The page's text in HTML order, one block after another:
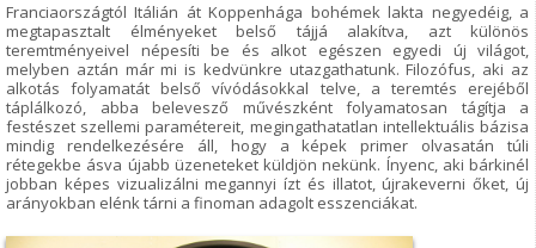
Franciaországtól Itálián át Koppenhága bohémek lakta negyedéig, a
megtapasztalt élményeket belső tájjá alakítva, azt különös
teremtményeivel népesíti be és alkot egészen egyedi új világot,
melyben aztán már mi is kedvünkre utazgathatunk. Filozófus, aki az
alkotás folyamatát belső vívódásokkal telve, a teremtés erejéből
táplálkozó, abba belevesző művészként folyamatosan tágítja a
festészet szellemi paramétereit, megingathatatlan intellektuális bázisa
mindig rendelkezésére áll, hogy a képek primer olvasatán túli
rétegekbe ásva újabb üzeneteket küldjön nekünk. Ínyenc, aki bárkinél
jobban képes vizualizálni megannyi ízt és illatot, újrakeverni őket, új
arányokban elénk tárni a finoman adagolt esszenciákat.